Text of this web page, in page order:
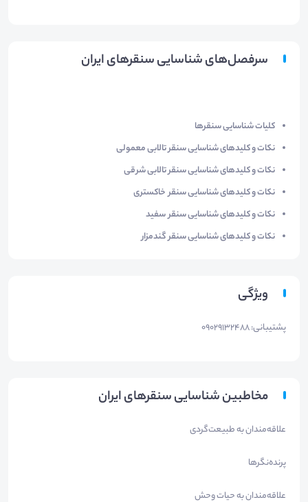
سرفصل‌های شناسایی سنقرهای ایران
کلیات شناسایی سنقرها
نکات و کلیدهای شناسایی سنقر تالابی معمولی
نکات و کلیدهای شناسایی سنقر تالابی شرقی
نکات و کلیدهای شناسایی سنقر خاکستری
نکات و کلیدهای شناسایی سنقر سفید
نکات و کلیدهای شناسایی سنقر گندمزار
ویژگی
پشتیبانی: 09029132488
مخاطبین شناسایی سنقرهای ایران
علاقه‌مندان به طبیعت‌گردی
پرنده‌نگرها
علاقه‌مندان به حیات وحش